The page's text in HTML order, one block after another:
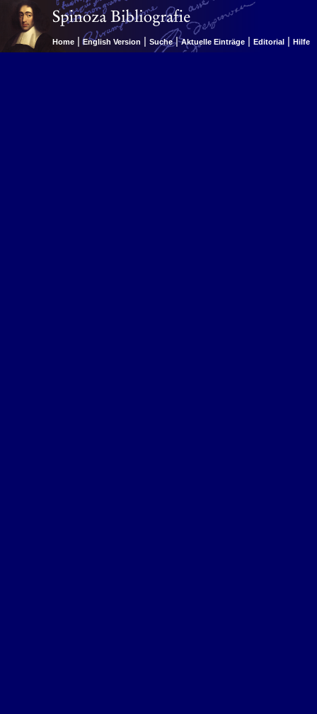
Home | English Version | Suche | Aktuelle Einträge | Editorial | Hilfe